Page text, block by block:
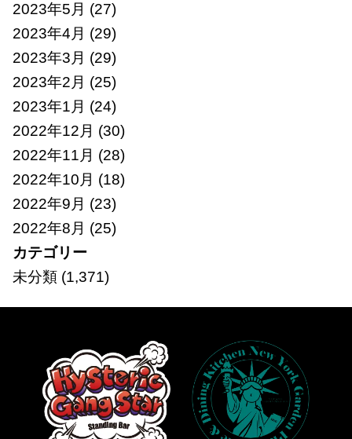
2023年5月 (27)
2023年4月 (29)
2023年3月 (29)
2023年2月 (25)
2023年1月 (24)
2022年12月 (30)
2022年11月 (28)
2022年10月 (18)
2022年9月 (23)
2022年8月 (25)
カテゴリー
未分類(1,371)